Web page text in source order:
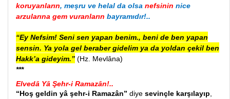
koruyanların, meşru ve helal da olsa nefsinin nice
arzularına gem vuranların bayramıdır!..
“Ey Nefsim! Seni sen yapan benim., beni de ben yapan
sensin. Ya yola gel beraber gidelim ya da yoldan çekil ben
Hakk’a gideyim.” (Hz. Mevlâna)
***
Elvedâ Yâ Şehr-i Ramazân!..
“Hoş geldin yâ şehr-i Ramazân” diye sevinçle karşılayıp